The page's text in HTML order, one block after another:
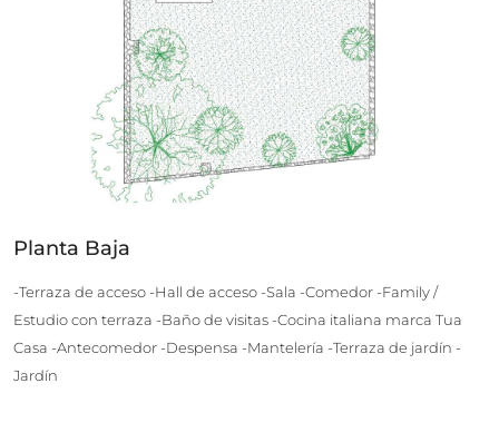
Planta Baja
-Terraza de acceso -Hall de acceso -Sala -Comedor -Family /
Estudio con terraza -Baño de visitas -Cocina italiana marca Tua
Casa -Antecomedor -Despensa -Mantelería -Terraza de jardín -
Jardín